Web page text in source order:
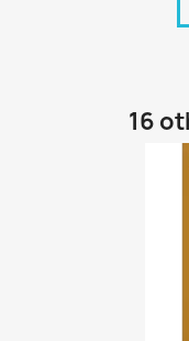
16